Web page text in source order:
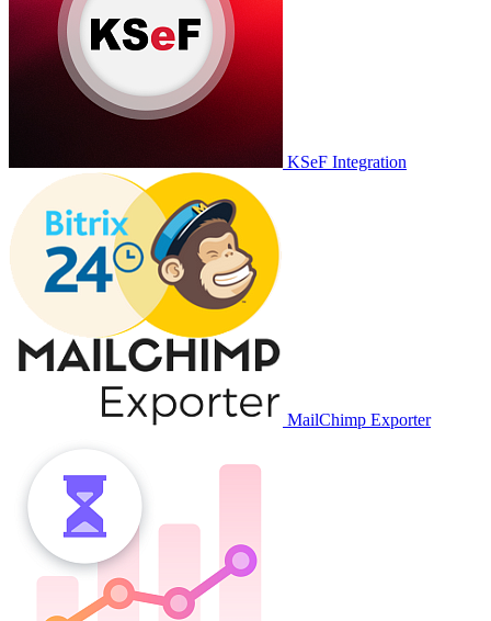
KSeF Integration
MailChimp Exporter